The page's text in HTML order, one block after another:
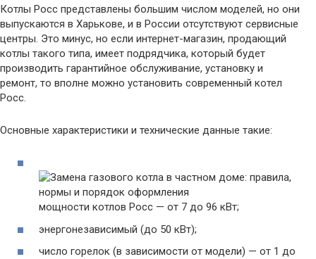
Котлы Росс представлены большим числом моделей, но они
выпускаются в Харькове, и в России отсутствуют сервисные
центры. Это минус, но если интернет-магазин, продающий
котлы такого типа, имеет подрядчика, который будет
производить гарантийное обслуживание, установку и
ремонт, то вполне можно установить современный котел
Росс.
Основные характеристики и технические данные такие:
мощности котлов Росс — от 7 до 96 кВт;
энергонезависимый (до 50 кВт);
число горелок (в зависимости от модели) — от 1 до